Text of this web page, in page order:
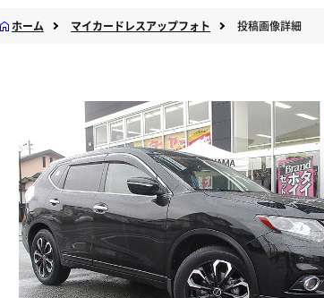
ホーム マイカードレスアップフォト 投稿画像詳細